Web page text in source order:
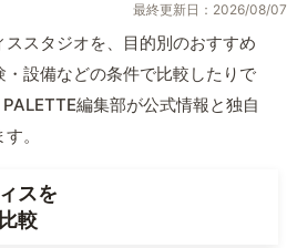
最終更新日：2026/08/07
スタジオを、目的別のおすすめ
設備などの条件で比較したりで
編集部が公式情報と独自
。
スを
較